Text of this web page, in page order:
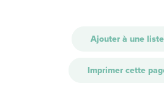
Ajouter à une liste
Imprimer cette